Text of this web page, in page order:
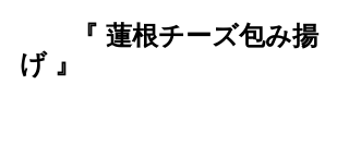
『​ 蓮根チーズ包み揚
げ 』